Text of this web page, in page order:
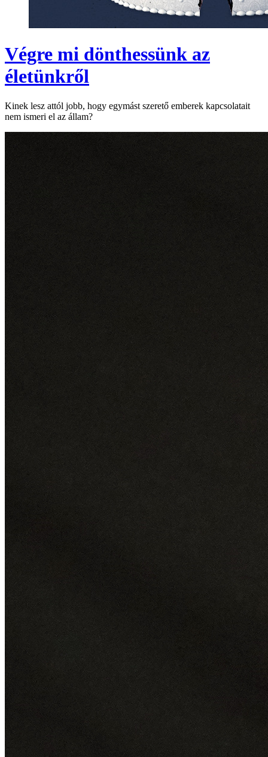
Végre mi dönthessünk az
életünkről
Kinek lesz attól jobb, hogy egymást szerető emberek kapcsolatait
nem ismeri el az állam?